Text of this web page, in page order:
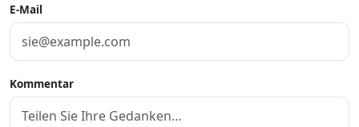
E-Mail
Kommentar